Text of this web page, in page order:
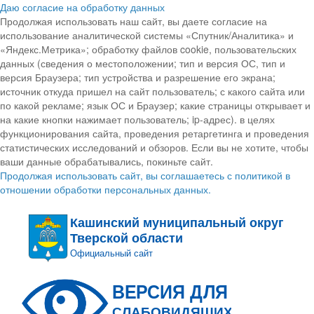
Даю согласие на обработку данных
Продолжая использовать наш сайт, вы даете согласие на
использование аналитической системы «Спутник/Аналитика» и
«Яндекс.Метрика»; обработку файлов cookie, пользовательских
данных (сведения о местоположении; тип и версия ОС, тип и
версия Браузера; тип устройства и разрешение его экрана;
источник откуда пришел на сайт пользователь; с какого сайта или
по какой рекламе; язык ОС и Браузер; какие страницы открывает и
на какие кнопки нажимает пользователь; ip-адрес). в целях
функционирования сайта, проведения ретаргетинга и проведения
статистических исследований и обзоров. Если вы не хотите, чтобы
ваши данные обрабатывались, покиньте сайт.
Продолжая использовать сайт, вы соглашаетесь с политикой в
отношении обработки персональных данных.